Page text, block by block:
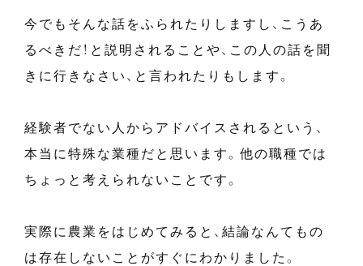
今でもそんな話をふられたりしますし、こうあ
るべきだ！と説明されることや、この人の話を聞
きに行きなさい、と言われたりもします。
経験者でない人からアドバイスされるという、
本当に特殊な業種だと思います。他の職種では
ちょっと考えられないことです。
実際に農業をはじめてみると、結論なんてもの
は存在しないことがすぐにわかりました。